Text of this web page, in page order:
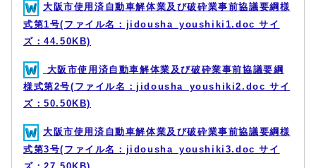
大阪市使用済自動車解体業及び破砕業事前協議要綱様
式第1号(ファイル名：jidousha_youshiki1.doc サイ
ズ：44.50KB)
大阪市使用済自動車解体業及び破砕業事前協議要綱
様式第2号(ファイル名：jidousha_youshiki2.doc サイ
ズ：50.50KB)
大阪市使用済自動車解体業及び破砕業事前協議要綱様
式第3号(ファイル名：jidousha_youshiki3.doc サイ